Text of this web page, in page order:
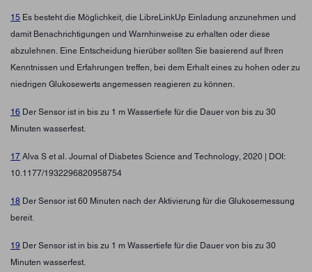
15 Es besteht die Möglichkeit, die LibreLinkUp Einladung anzunehmen und
damit Benachrichtigungen und Warnhinweise zu erhalten oder diese
abzulehnen. Eine Entscheidung hierüber sollten Sie basierend auf Ihren
Kenntnissen und Erfahrungen treffen, bei dem Erhalt eines zu hohen oder zu
niedrigen Glukosewerts angemessen reagieren zu können.
16 Der Sensor ist in bis zu 1 m Wassertiefe für die Dauer von bis zu 30
Minuten wasserfest.
17 Alva S et al. Journal of Diabetes Science and Technology, 2020 | DOI:
10.1177/1932296820958754
18 Der Sensor ist 60 Minuten nach der Aktivierung für die Glukosemessung
bereit.
19 Der Sensor ist in bis zu 1 m Wassertiefe für die Dauer von bis zu 30
Minuten wasserfest.